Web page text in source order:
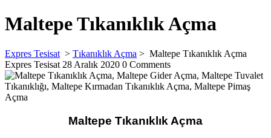
Menu
Maltepe Tıkanıklık Açma
Expres Tesisat > Tıkanıklık Açma > Maltepe Tıkanıklık Açma
Expres Tesisat 28 Aralık 2020 0 Comments
Maltepe Tıkanıklık Açma